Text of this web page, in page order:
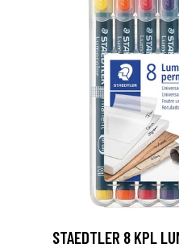
STAEDTLER 8 KPL